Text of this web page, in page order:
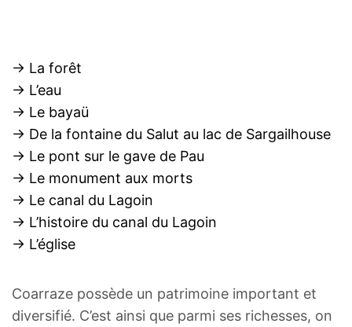
→ La forêt
→ L’eau
→ Le bayaü
→ De la fontaine du Salut au lac de Sargailhouse
→ Le pont sur le gave de Pau
→ Le monument aux morts
→ Le canal du Lagoin
→ L’histoire du canal du Lagoin
→ L’église
Coarraze possède un patrimoine important et
diversifié. C’est ainsi que parmi ses richesses, on